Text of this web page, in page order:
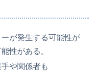
が発生する可能性が
性がある。
や関係者も